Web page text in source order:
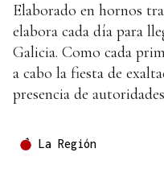
Elaborado en hornos
elabora cada día para
Galicia. Como cada
a cabo la fiesta de
presencia de
La Región